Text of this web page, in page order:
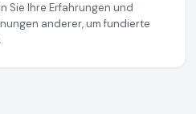
Sie Ihre Erfahrungen und
anderer, um fundierte